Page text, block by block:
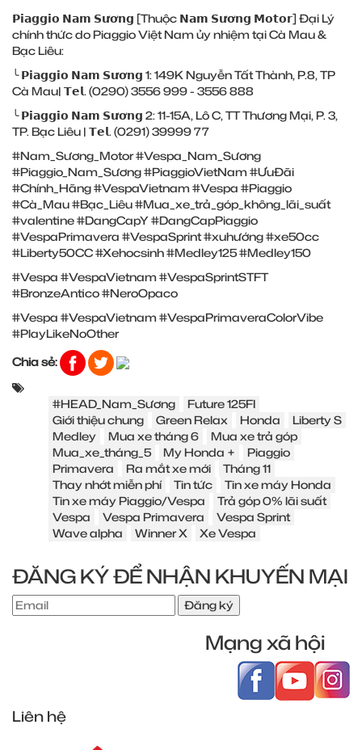
𝗣𝗶𝗮𝗴𝗴𝗶𝗼 𝗡𝗮𝗺 𝗦𝘂̛𝗼̛𝗻𝗴 [Thuộc 𝗡𝗮𝗺 𝗦𝘂̛𝗼̛𝗻𝗴 𝗠𝗼𝘁𝗼𝗿] Đại Lý
chính thức do Piaggio Việt Nam ủy nhiệm tại Cà Mau &
Bạc Liêu:
╰ 𝗣𝗶𝗮𝗴𝗴𝗶𝗼 𝗡𝗮𝗺 𝗦𝘂̛𝗼̛𝗻𝗴 1: 149K Nguyễn Tất Thành, P.8, TP
Cà Mau| 𝗧𝗲𝗹. (0290) 3556 999 - 3556 888
╰ 𝗣𝗶𝗮𝗴𝗴𝗶𝗼 𝗡𝗮𝗺 𝗦𝘂̛𝗼̛𝗻𝗴 2: 11-15A, Lô C, TT Thương Mại, P. 3,
TP. Bạc Liêu | 𝗧𝗲𝗹. (0291) 39999 77
#Nam_Sương_Motor#Vespa_Nam_Sương
#Piaggio_Nam_Sương#PiaggioVietNam #ƯuĐãi
#Chính_Hãng#VespaVietnam #Vespa #Piaggio
#Cà_Mau#Bạc_Liêu#Mua_xe_trả_góp_không_lãi_suất
#valentine#DangCapY #DangCapPiaggio
#VespaPrimavera #VespaSprint#xuhướng#xe50cc
#Liberty50CC#Xehocsinh#Medley125#Medley150
#Vespa #VespaVietnam #VespaSprintSTFT
#BronzeAntico#NeroOpaco
#Vespa #VespaVietnam #VespaPrimaveraColorVibe
#PlayLikeNoOther
Chia sẻ:
#HEAD_Nam_Sương
Future 125FI
Giới thiệu chung
Green Relax Honda
Liberty S
Medley
Mua xe tháng 6
Mua xe trả góp
Mua_xe_tháng_5
My Honda +
Piaggio
Primavera
Ra mắt xe mới
Tháng 11
Thay nhớt miễn phí
Tin tức
Tin xe máy Honda
Tin xe máy Piaggio/Vespa
Trả góp 0% lãi suất
Vespa
Vespa Primavera
Vespa Sprint
Wave alpha
Winner X Xe Vespa
ĐĂNG KÝ ĐỂ NHẬN KHUYẾN MẠI
Đăng ký
Mạng xã hội
Liên hệ